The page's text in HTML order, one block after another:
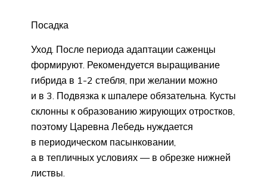
Посадка
Уход. После периода адаптации саженцы
формируют. Рекомендуется выращивание
гибрида в 1-2 стебля, при желании можно
и в 3. Подвязка к шпалере обязательна. Кусты
склонны к образованию жирующих отростков,
поэтому Царевна Лебедь нуждается
в периодическом пасынковании,
а в тепличных условиях — в обрезке нижней
листвы.